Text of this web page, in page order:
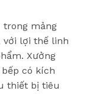
trong mảng
với lợi thế linh
Xưởng
có kích
thiết bị tiêu